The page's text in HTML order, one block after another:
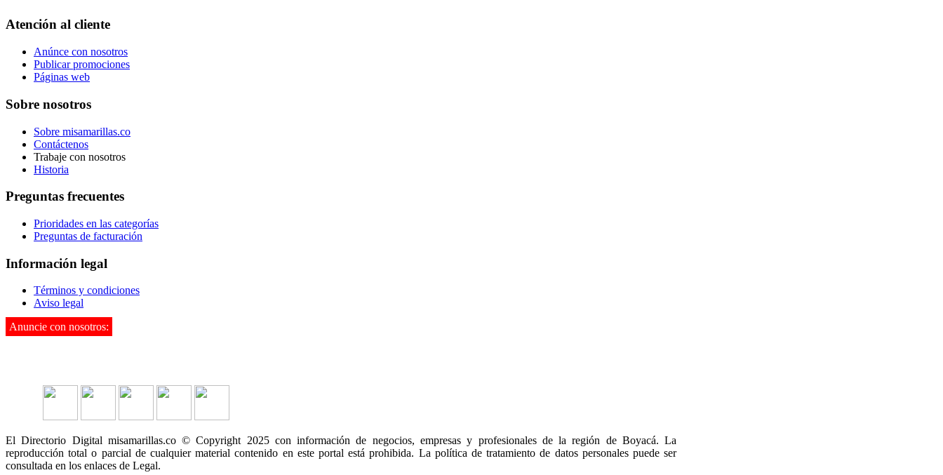
Atención al cliente
Anúnce con nosotros
Publicar promociones
Páginas web
Sobre nosotros
Sobre misamarillas.co
Contáctenos
Trabaje con nosotros
Historia
Preguntas frecuentes
Prioridades en las categorías
Preguntas de facturación
Información legal
Términos y condiciones
Aviso legal
Anuncie con nosotros:
El Directorio Digital misamarillas.co © Copyright 2025 con información de negocios, empresas y profesionales de la región de Boyacá. La
reproducción total o parcial de cualquier material contenido en este portal está prohibida. La política de tratamiento de datos personales puede ser
consultada en los enlaces de Legal.